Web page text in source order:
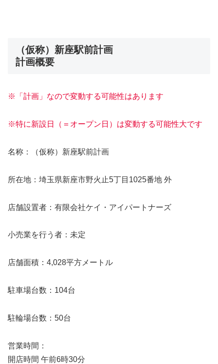
（仮称）新座駅前計画
計画概要
※「計画」なので変動する可能性はあります
※特に新設日（＝オープン日）は変動する可能性大です
名称：（仮称）新座駅前計画
所在地：埼玉県新座市野火止5丁目1025番地 外
店舗設置者：有限会社ケイ・アイパートナーズ
小売業を行う者：未定
店舗面積：4,028平方メートル
駐車場台数：104台
駐輪場台数：50台
営業時間：
開店時間 午前6時30分